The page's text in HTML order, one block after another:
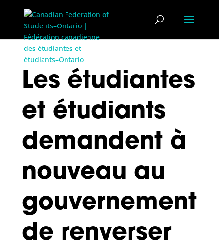
Les étudiantes
et étudiants
demandent à
nouveau au
gouvernement
de renverser